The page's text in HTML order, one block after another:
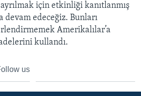
için etkinliği kanıtlanmış
devam edeceğiz. Bunları
Amerikalılar’a
kullandı.
us